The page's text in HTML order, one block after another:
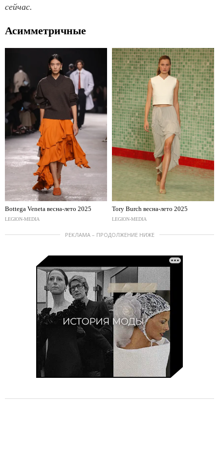
сейчас.
Асимметричные
Bottega Veneta весна-лето 2025
LEGION-MEDIA
Tory Burch весна-лето 2025
LEGION-MEDIA
РЕКЛАМА – ПРОДОЛЖЕНИЕ НИЖЕ